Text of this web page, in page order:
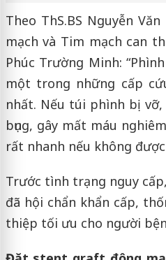
Theo ThS.BS Nguyễn
mạch và Tim mạch can
Phúc Trường Minh:
một trong những cấp
nhất. Nếu túi phình bị
bụng, gây mất máu
rất nhanh nếu không
Trước tình trạng nguy
đã hội chẩn khẩn cấp,
thiệp tối ưu cho người